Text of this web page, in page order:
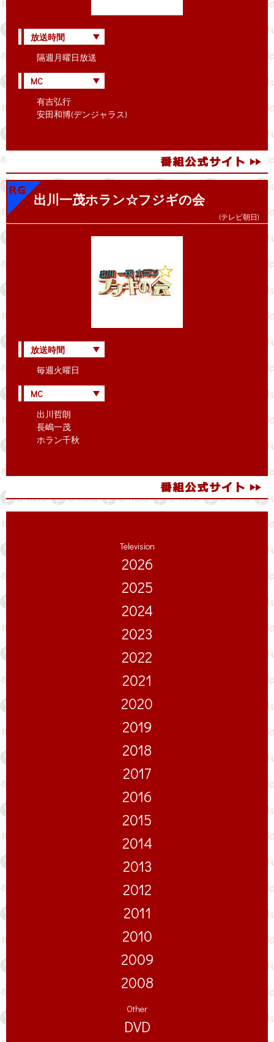
放送時間
隔週月曜日放送
MC
有吉弘行
安田和博(デンジャラス)
出川一茂ホラン☆フジギの会
(テレビ朝日)
放送時間
毎週火曜日
MC
出川哲朗
長嶋一茂
ホラン千秋
Television
2026
2025
2024
2023
2022
2021
2020
2019
2018
2017
2016
2015
2014
2013
2012
2011
2010
2009
2008
Other
DVD